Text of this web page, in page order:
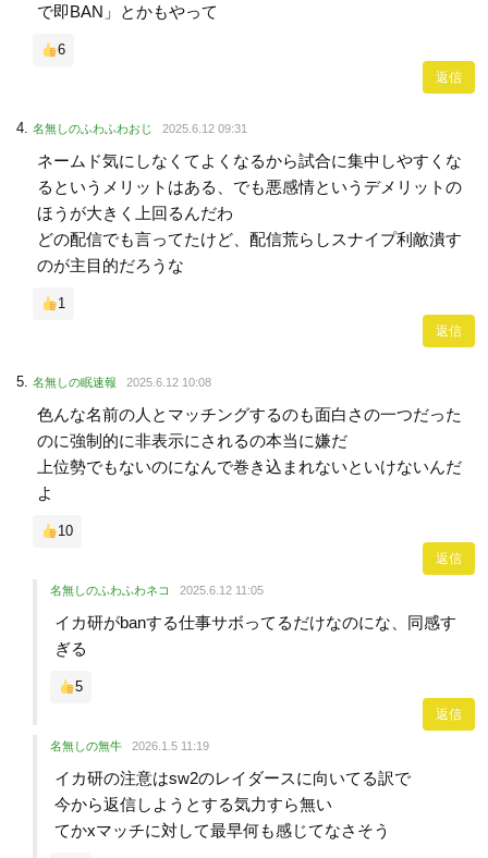
で即BAN」とかもやって
6
返信
名無しのふわふわおじ 2025.6.12 09:31
ネームド気にしなくてよくなるから試合に集中しやすくな
るというメリットはある、でも悪感情というデメリットの
ほうが大きく上回るんだわ
どの配信でも言ってたけど、配信荒らしスナイプ利敵潰す
のが主目的だろうな
1
返信
名無しの眠速報 2025.6.12 10:08
色んな名前の人とマッチングするのも面白さの一つだった
のに強制的に非表示にされるの本当に嫌だ
上位勢でもないのになんで巻き込まれないといけないんだ
よ
10
返信
名無しのふわふわネコ 2025.6.12 11:05
イカ研がbanする仕事サボってるだけなのにな、同感す
ぎる
5
返信
名無しの無牛 2026.1.5 11:19
イカ研の注意はsw2のレイダースに向いてる訳で
今から返信しようとする気力すら無い
てかxマッチに対して最早何も感じてなさそう